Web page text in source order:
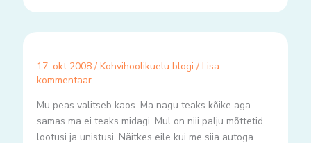
17. okt 2008 / Kohvihoolikuelu blogi / Lisa
kommentaar
Mu peas valitseb kaos. Ma nagu teaks kõike aga
samas ma ei teaks midagi. Mul on niii palju mõttetid,
lootusi ja unistusi. Näitkes eile kui me siia autoga